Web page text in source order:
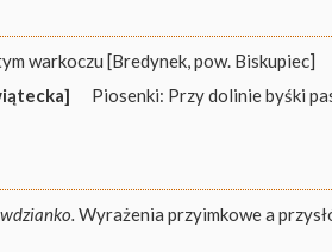
warkoczu [Bredynek, pow. Biskupiec]
Piosenki: Przy dolinie byśki
Wyrażenia przyimkowe a